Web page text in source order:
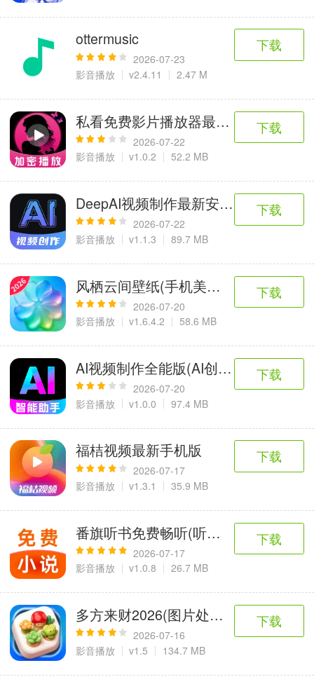
ottermusic
2026-07-23
影音播放
v2.4.11 2.47 M
下载
私看免费影片播放器最新安卓版
2026-07-22
影音播放
v1.0.2 52.2 MB
下载
DeepAI视频制作最新安卓版
2026-07-22
影音播放
v1.1.3 89.7 MB
下载
风栖云间壁纸(手机美化应用)
2026-07-20
影音播放
v1.6.4.2 58.6 MB
下载
AI视频制作全能版(AI创作APP)
2026-07-20
影音播放
v1.0.0 97.4 MB
下载
福桔视频最新手机版
2026-07-17
影音播放
v1.3.1 35.9 MB
下载
番旗听书免费畅听(听书软件)
2026-07-17
影音播放
v1.0.8 26.7 MB
下载
多方来财2026(图片处理工具)
2026-07-16
影音播放
v1.5 134.7 MB
下载